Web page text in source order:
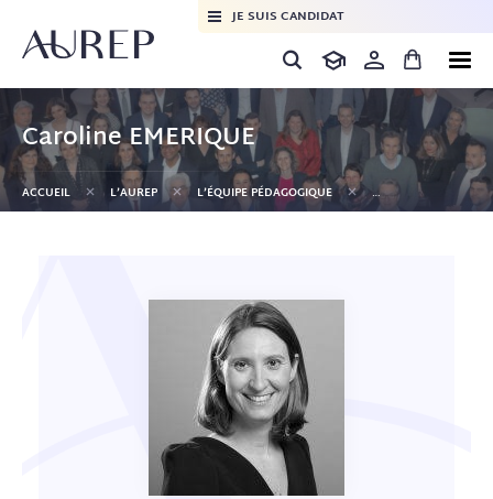
JE SUIS CANDIDAT
Caroline EMERIQUE
ACCUEIL+ L’AUREP + L’ÉQUIPE PÉDAGOGIQUE+CAROLINE GAUCHER